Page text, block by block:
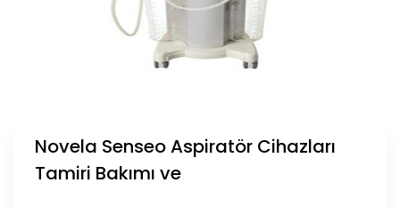
Novela Senseo Aspiratör Cihazları
Tamiri Bakımı ve